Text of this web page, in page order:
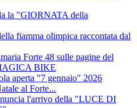
la "GIORNATA della
fiamma olimpica raccontata dal
Forte 48 sulle pagine del
BIKE
aperta "7 gennaio" 2026
al Forte...
l'arrivo della "LUCE DI